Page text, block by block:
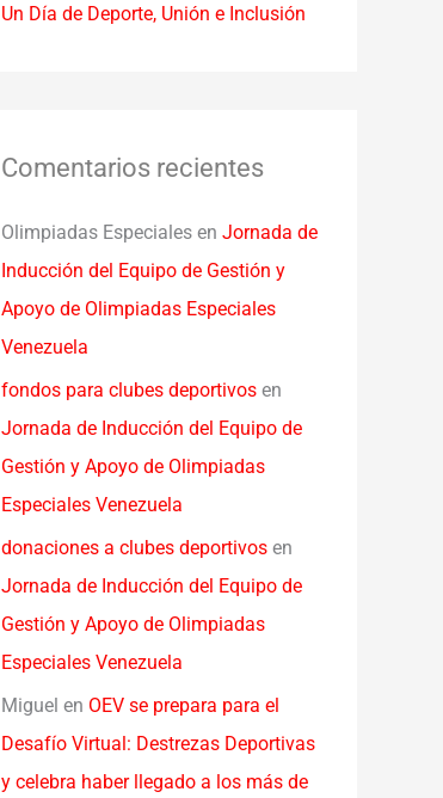
Un Día de Deporte, Unión e Inclusión
Comentarios recientes
Olimpiadas Especiales en Jornada de
Inducción del Equipo de Gestión y
Apoyo de Olimpiadas Especiales
Venezuela
fondos para clubes deportivos en
Jornada de Inducción del Equipo de
Gestión y Apoyo de Olimpiadas
Especiales Venezuela
donaciones a clubes deportivos en
Jornada de Inducción del Equipo de
Gestión y Apoyo de Olimpiadas
Especiales Venezuela
Miguel en OEV se prepara para el
Desafío Virtual: Destrezas Deportivas
y celebra haber llegado a los más de